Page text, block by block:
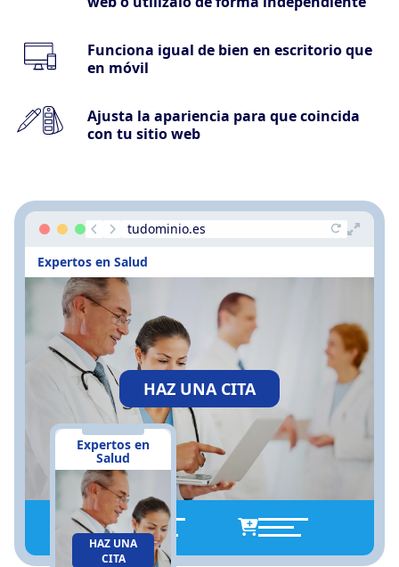
Funciona igual de bien en escritorio que
en móvil
Ajusta la apariencia para que coincida
con tu sitio web
tudominio.es
Expertos en Salud
HAZ UNA CITA
Expertos en
Salud
HAZ UNA
CITA